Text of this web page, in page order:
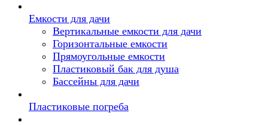
Емкости для дачи
Вертикальные емкости для дачи
Горизонтальные емкости
Прямоугольные емкости
Пластиковый бак для душа
Бассейны для дачи
Пластиковые погреба